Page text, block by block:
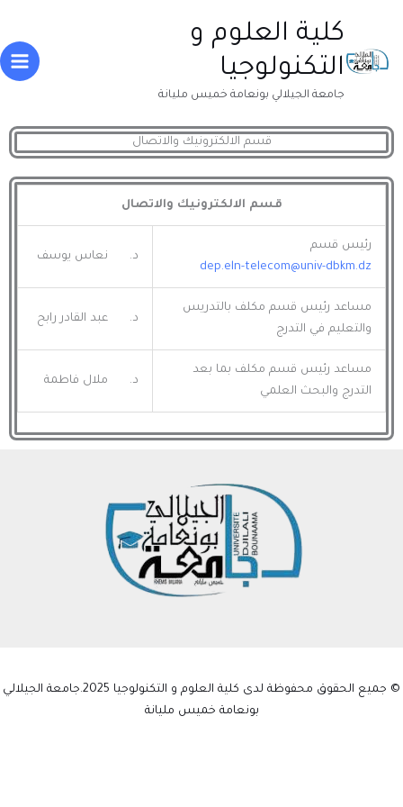
المحتوى
كلية العلوم و
التكنولوجيا
جامعة الجيلالي بونعامة خميس مليانة
قسم الالكترونيك والاتصال
قسم الالكترونيك والاتصال
رئيس قسم
dep.eln-telecom@univ-dbkm.dz
د‌. نعاس يوسف
مساعد رئيس قسم مكلف بالتدريس
والتعليم في التدرج
د‌. عبد القادر رابح
مساعد رئيس قسم مكلف بما بعد
التدرج والبحث العلمي
د‌. ملال فاطمة
© جميع الحقوق محفوظة لدى كلية العلوم و التكنولوجيا 2025.جامعة الجيلالي
بونعامة خميس مليانة